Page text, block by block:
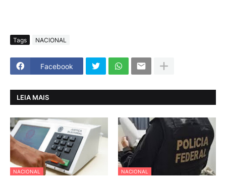
Tags NACIONAL
Facebook
LEIA MAIS
NACIONAL NACIONAL